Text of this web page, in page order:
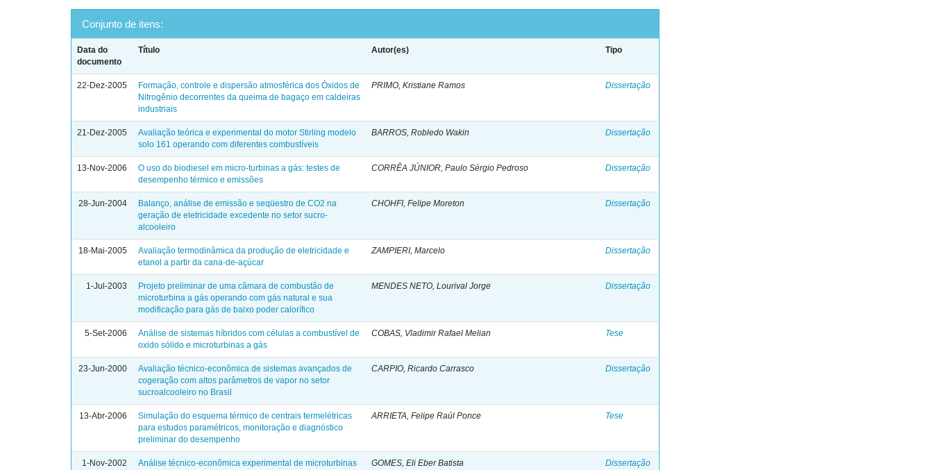
Conjunto de itens:
Data do
documento
Título Autor(es) Tipo
22-Dez-2005
Formação, controle e dispersão atmosférica dos Óxidos de
Nitrogênio decorrentes da queima de bagaço em caldeiras
industriais
PRIMO, Kristiane Ramos Dissertação
21-Dez-2005
Avaliação teórica e experimental do motor Stirling modelo
solo 161 operando com diferentes combustíveis
BARROS, Robledo Wakin Dissertação
13-Nov-2006
O uso do biodiesel em micro-turbinas a gás: testes de
desempenho térmico e emissões
CORRÊA JÚNIOR, Paulo Sérgio Pedroso Dissertação
28-Jun-2004
Balanço, análise de emissão e seqüestro de CO2 na
geração de eletricidade excedente no setor sucro-
alcooleiro
CHOHFI, Felipe Moreton Dissertação
18-Mai-2005
Avaliação termodinâmica da produção de eletricidade e
etanol a partir da cana-de-açúcar
ZAMPIERI, Marcelo Dissertação
1-Jul-2003
Projeto preliminar de uma câmara de combustão de
microturbina a gás operando com gás natural e sua
modificação para gás de baixo poder calorífico
MENDES NETO, Lourival Jorge Dissertação
5-Set-2006
Análise de sistemas híbridos com células a combustível de
oxido sólido e microturbinas a gás
COBAS, Vladimir Rafael Melian Tese
23-Jun-2000
Avaliação técnico-econômica de sistemas avançados de
cogeração com altos parâmetros de vapor no setor
sucroalcooleiro no Brasil
CARPIO, Ricardo Carrasco Dissertação
13-Abr-2006
Simulação do esquema térmico de centrais termelétricas
para estudos paramétricos, monitoração e diagnóstico
preliminar do desempenho
ARRIETA, Felipe Raúl Ponce Tese
1-Nov-2002 Análise técnico-econômica experimental de microturbinas GOMES, Eli Eber Batista Dissertação